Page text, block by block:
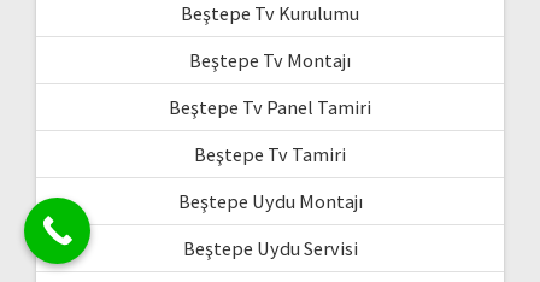
Beştepe Tv Kurulumu
Beştepe Tv Montajı
Beştepe Tv Panel Tamiri
Beştepe Tv Tamiri
Beştepe Uydu Montajı
Beştepe Uydu Servisi